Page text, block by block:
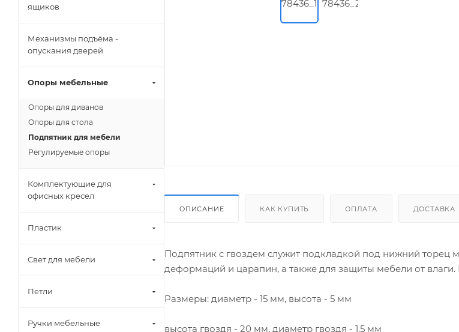
ОПИСАНИЕ КАК КУПИТЬ ОПЛАТА ДОСТАВКА
Подпятник с гвоздем служит подкладкой под нижний торец
деформаций и царапин, а также для защиты мебели от
Размеры: диаметр - 15 мм, высота - 5 мм
высота гвоздя - 20 мм, диаметр гвоздя - 1,5 мм
ящиков
Механизмы подъёма -
опускания дверей
Опоры мебельные
Опоры для диванов
Опоры для стола
Подпятник для мебели
Регулируемые опоры
Комплектующие для
офисных кресел
Пластик
Свет для мебели
Петли
Ручки мебельные